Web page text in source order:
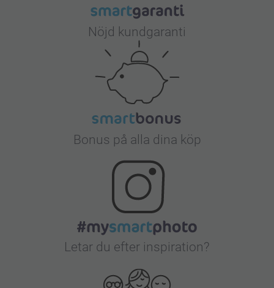
Nöjd kundgaranti
Bonus på alla dina köp
Letar du efter inspiration?